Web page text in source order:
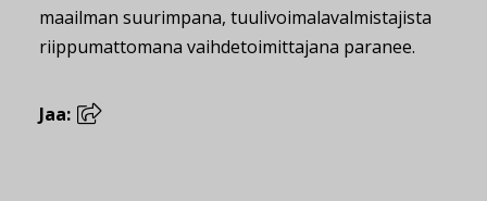
maailman suurimpana, tuulivoimalavalmistajista
riippumattomana vaihdetoimittajana paranee.
Jaa: